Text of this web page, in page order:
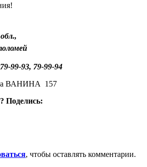
99-93, 79-99-94
ВАНИНА 157
Поделись:
, чтобы оставлять комментарии.